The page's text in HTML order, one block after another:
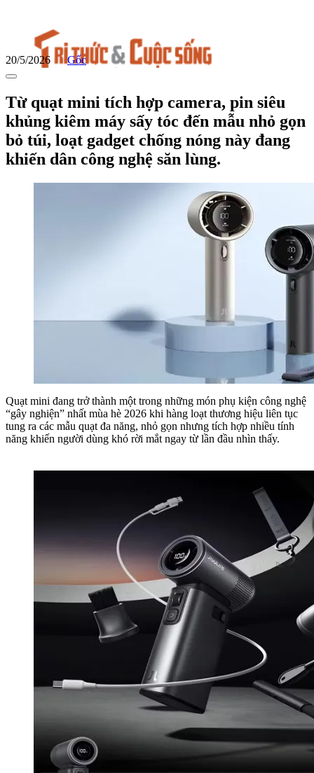
20/5/2026 Gốc
Từ quạt mini tích hợp camera, pin siêu
khủng kiêm máy sấy tóc đến mẫu nhỏ gọn
bỏ túi, loạt gadget chống nóng này đang
khiến dân công nghệ săn lùng.
Quạt mini đang trở thành một trong những món phụ kiện công nghệ
“gây nghiện” nhất mùa hè 2026 khi hàng loạt thương hiệu liên tục
tung ra các mẫu quạt đa năng, nhỏ gọn nhưng tích hợp nhiều tính
năng khiến người dùng khó rời mắt ngay từ lần đầu nhìn thấy.